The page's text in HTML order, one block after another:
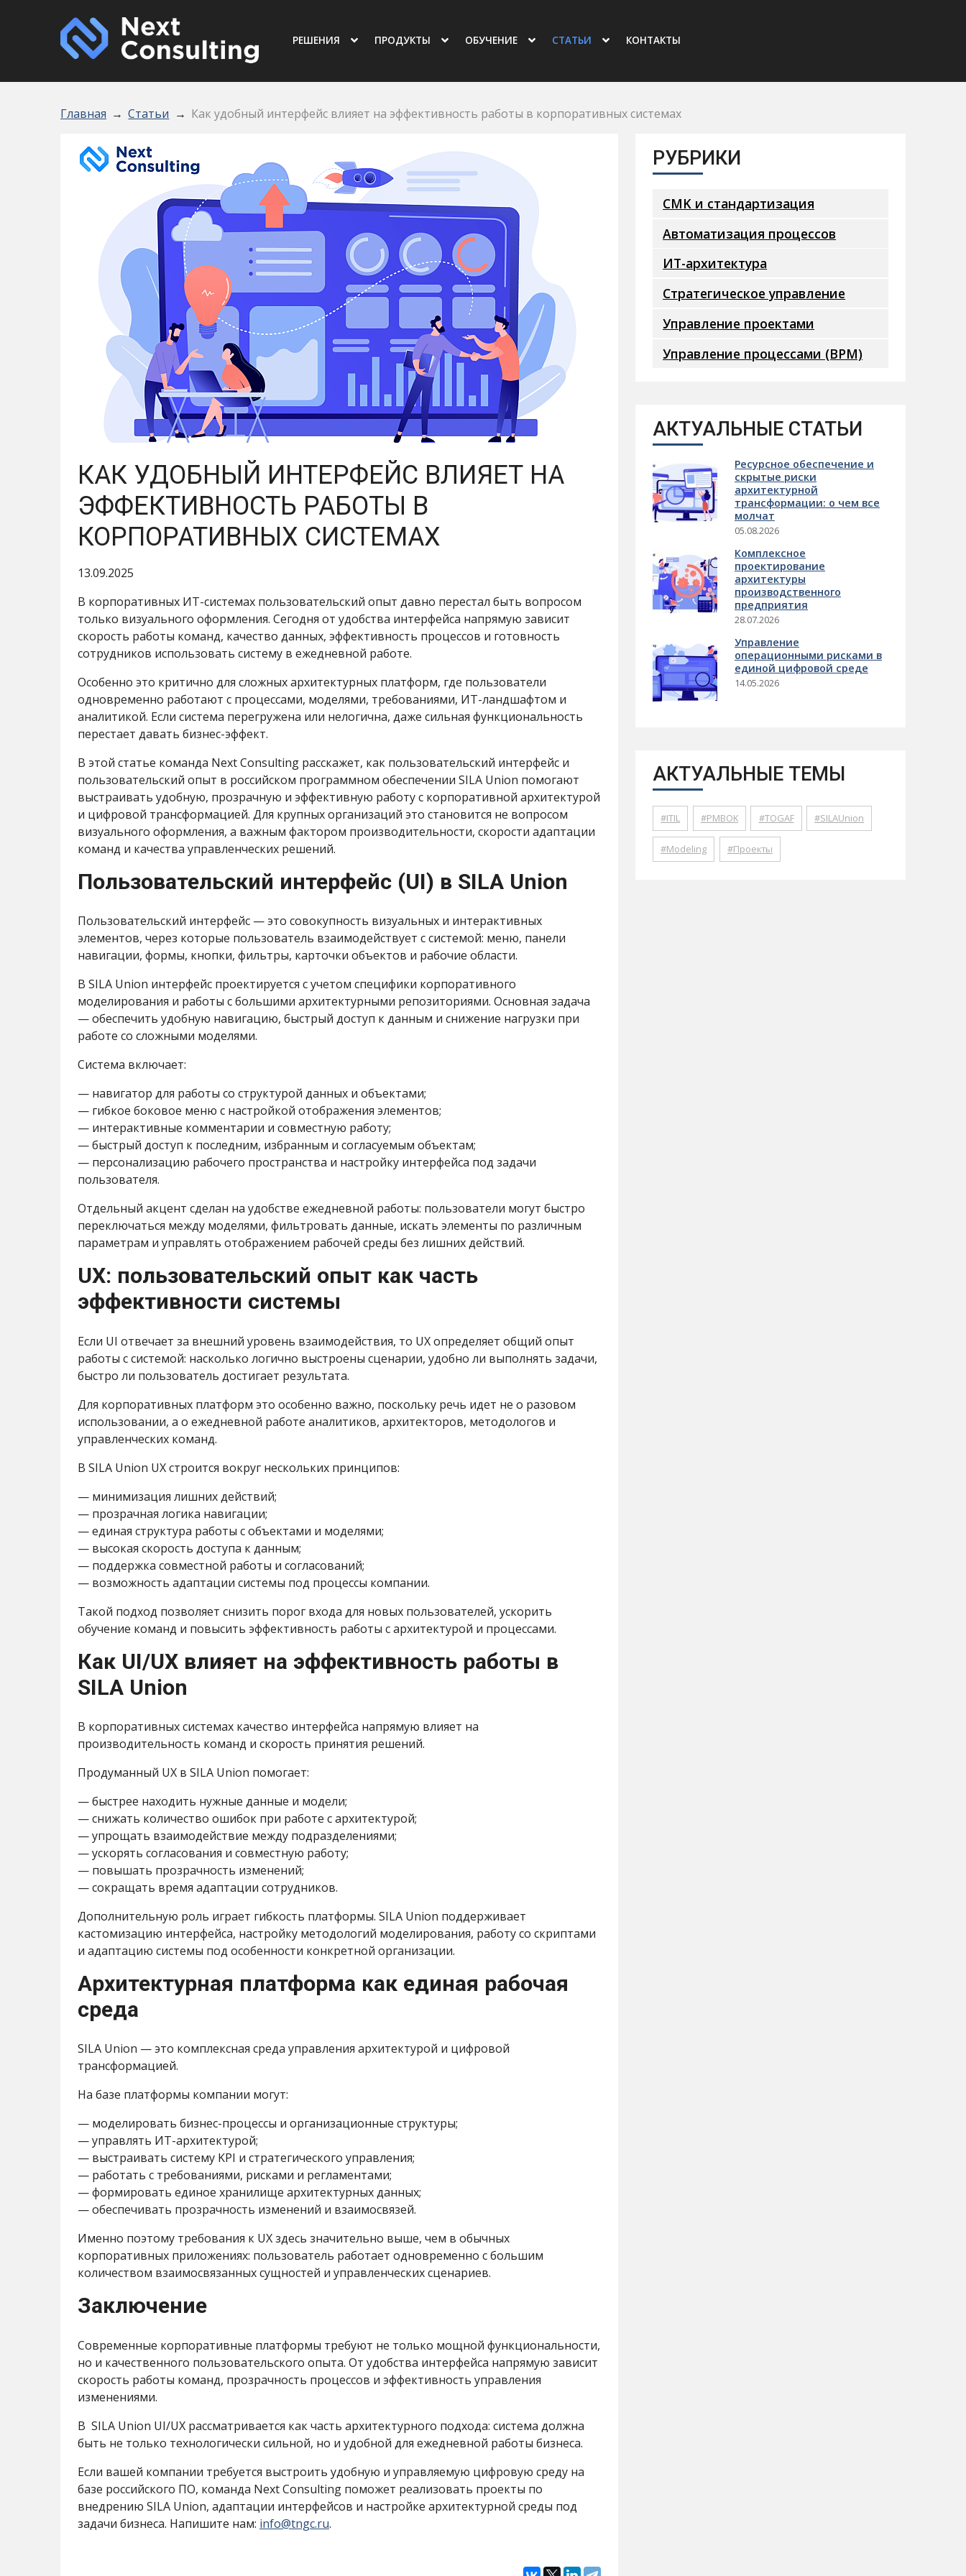
Основная навигация
РЕШЕНИЯ ПРОДУКТЫ ОБУЧЕНИЕ СТАТЬИ КОНТАКТЫ
Строка навигации
Главная Статьи Как удобный интерфейс влияет на эффективность работы в корпоративных системах
КАК УДОБНЫЙ ИНТЕРФЕЙС ВЛИЯЕТ НА
ЭФФЕКТИВНОСТЬ РАБОТЫ В
КОРПОРАТИВНЫХ СИСТЕМАХ
13.09.2025
В корпоративных ИТ-системах пользовательский опыт давно перестал быть вопросом
только визуального оформления. Сегодня от удобства интерфейса напрямую зависит
скорость работы команд, качество данных, эффективность процессов и готовность
сотрудников использовать систему в ежедневной работе.
Особенно это критично для сложных архитектурных платформ, где пользователи
одновременно работают с процессами, моделями, требованиями, ИТ-ландшафтом и
аналитикой. Если система перегружена или нелогична, даже сильная функциональность
перестает давать бизнес-эффект.
В этой статье команда Next Consulting расскажет, как пользовательский интерфейс и
пользовательский опыт в российском программном обеспечении SILA Union помогают
выстраивать удобную, прозрачную и эффективную работу с корпоративной архитектурой
и цифровой трансформацией. Для крупных организаций это становится не вопросом
визуального оформления, а важным фактором производительности, скорости адаптации
команд и качества управленческих решений.
Пользовательский интерфейс (UI) в SILA Union
Пользовательский интерфейс — это совокупность визуальных и интерактивных
элементов, через которые пользователь взаимодействует с системой: меню, панели
навигации, формы, кнопки, фильтры, карточки объектов и рабочие области.
В SILA Union интерфейс проектируется с учетом специфики корпоративного
моделирования и работы с большими архитектурными репозиториями. Основная задача
— обеспечить удобную навигацию, быстрый доступ к данным и снижение нагрузки при
работе со сложными моделями.
Система включает:
— навигатор для работы со структурой данных и объектами;
— гибкое боковое меню с настройкой отображения элементов;
— интерактивные комментарии и совместную работу;
— быстрый доступ к последним, избранным и согласуемым объектам;
— персонализацию рабочего пространства и настройку интерфейса под задачи
пользователя.
Отдельный акцент сделан на удобстве ежедневной работы: пользователи могут быстро
переключаться между моделями, фильтровать данные, искать элементы по различным
параметрам и управлять отображением рабочей среды без лишних действий.
UX: пользовательский опыт как часть
эффективности системы
Если UI отвечает за внешний уровень взаимодействия, то UX определяет общий опыт
работы с системой: насколько логично выстроены сценарии, удобно ли выполнять задачи,
быстро ли пользователь достигает результата.
Для корпоративных платформ это особенно важно, поскольку речь идет не о разовом
использовании, а о ежедневной работе аналитиков, архитекторов, методологов и
управленческих команд.
В SILA Union UX строится вокруг нескольких принципов:
— минимизация лишних действий;
— прозрачная логика навигации;
— единая структура работы с объектами и моделями;
— высокая скорость доступа к данным;
— поддержка совместной работы и согласований;
— возможность адаптации системы под процессы компании.
Такой подход позволяет снизить порог входа для новых пользователей, ускорить
обучение команд и повысить эффективность работы с архитектурой и процессами.
Как UI/UX влияет на эффективность работы в
SILA Union
В корпоративных системах качество интерфейса напрямую влияет на
производительность команд и скорость принятия решений.
Продуманный UX в SILA Union помогает:
— быстрее находить нужные данные и модели;
— снижать количество ошибок при работе с архитектурой;
— упрощать взаимодействие между подразделениями;
— ускорять согласования и совместную работу;
— повышать прозрачность изменений;
— сокращать время адаптации сотрудников.
Дополнительную роль играет гибкость платформы. SILA Union поддерживает
кастомизацию интерфейса, настройку методологий моделирования, работу со скриптами
и адаптацию системы под особенности конкретной организации.
Архитектурная платформа как единая рабочая
среда
SILA Union — это комплексная среда управления архитектурой и цифровой
трансформацией.
На базе платформы компании могут:
— моделировать бизнес-процессы и организационные структуры;
— управлять ИТ-архитектурой;
— выстраивать систему KPI и стратегического управления;
— работать с требованиями, рисками и регламентами;
— формировать единое хранилище архитектурных данных;
— обеспечивать прозрачность изменений и взаимосвязей.
Именно поэтому требования к UX здесь значительно выше, чем в обычных
корпоративных приложениях: пользователь работает одновременно с большим
количеством взаимосвязанных сущностей и управленческих сценариев.
Заключение
Современные корпоративные платформы требуют не только мощной функциональности,
но и качественного пользовательского опыта. От удобства интерфейса напрямую зависит
скорость работы команд, прозрачность процессов и эффективность управления
изменениями.
В SILA Union UI/UX рассматривается как часть архитектурного подхода: система должна
быть не только технологически сильной, но и удобной для ежедневной работы бизнеса.
Если вашей компании требуется выстроить удобную и управляемую цифровую среду на
базе российского ПО, команда Next Consulting поможет реализовать проекты по
внедрению SILA Union, адаптации интерфейсов и настройке архитектурной среды под
задачи бизнеса. Напишите нам: info@tngc.ru.
РУБРИКИ
CMK и стандартизация
Автоматизация процессов
ИТ-архитектура
Стратегическое управление
Управление проектами
Управление процессами (BPM)
АКТУАЛЬНЫЕ СТАТЬИ
Ресурсное обеспечение и
скрытые риски
архитектурной
трансформации: о чем все
молчат
05.08.2026
Комплексное
проектирование
архитектуры
производственного
предприятия
28.07.2026
Управление
операционными рисками в
единой цифровой среде
14.05.2026
АКТУАЛЬНЫЕ ТЕМЫ
ITIL PMBOK TOGAF SILAUnion
Modeling Проекты